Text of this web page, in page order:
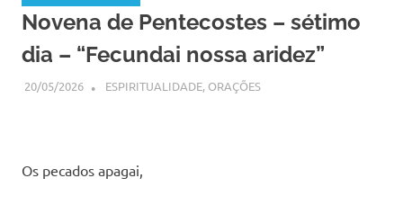
Novena de Pentecostes – sétimo
dia – “Fecundai nossa aridez”
20/05/2026 SSPS BRASIL
ESPIRITUALIDADE, ORAÇÕES
Os pecados apagai,